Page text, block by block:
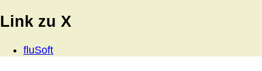
Link zu X
fluSoft